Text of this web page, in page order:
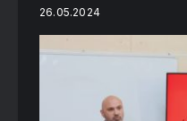
26.05.2024